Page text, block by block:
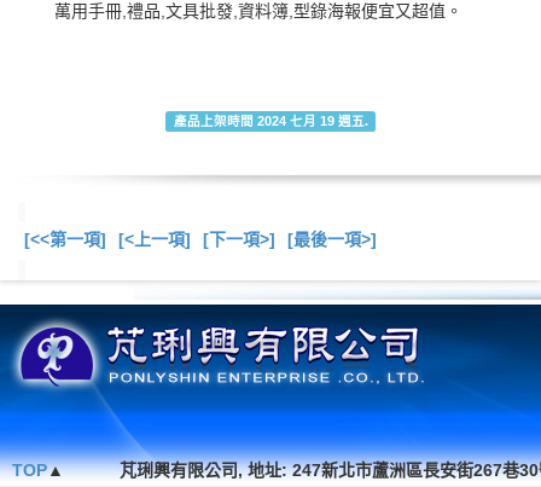
萬用手冊,禮品,文具批發,資料簿,型錄海報便宜又超值。
產品上架時間 2024 七月 19 週五.
[<<第一項] [<上一項] [下一項>] [最後一項>]
TOP▲ 芃琍興有限公司, 地址: 247新北市蘆洲區長安街267